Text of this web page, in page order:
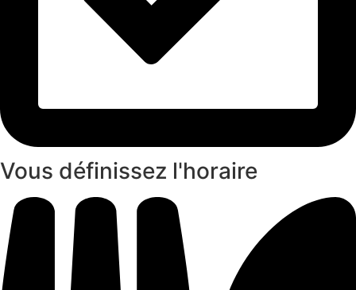
Vous définissez l'horaire